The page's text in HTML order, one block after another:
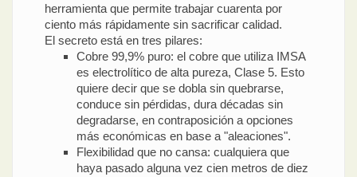
herramienta que permite trabajar cuarenta por
ciento más rápidamente sin sacrificar calidad.
El secreto está en tres pilares:
Cobre 99,9% puro: el cobre que utiliza IMSA
es electrolítico de alta pureza, Clase 5. Esto
quiere decir que se dobla sin quebrarse,
conduce sin pérdidas, dura décadas sin
degradarse, en contraposición a opciones
más económicas en base a "aleaciones".
Flexibilidad que no cansa: cualquiera que
haya pasado alguna vez cien metros de diez